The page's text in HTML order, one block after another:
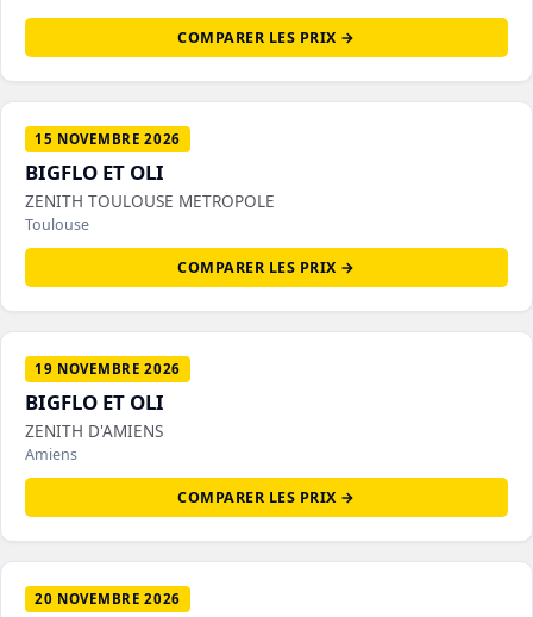
COMPARER LES PRIX →
15 NOVEMBRE 2026
BIGFLO ET OLI
ZENITH TOULOUSE METROPOLE
Toulouse
COMPARER LES PRIX →
19 NOVEMBRE 2026
BIGFLO ET OLI
ZENITH D'AMIENS
Amiens
COMPARER LES PRIX →
20 NOVEMBRE 2026